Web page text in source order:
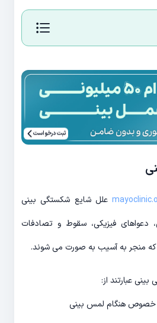
ثبت درخواست
علل شایع شکستگی بینی
فیزیکی، سقوط و تصادفات
که منجر به آسیب به صورت می شوند.
عبارتند از:
خصوص هنگام لمس بینی